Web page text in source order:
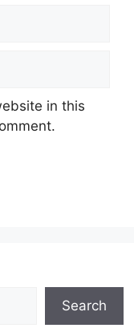
in this
Search